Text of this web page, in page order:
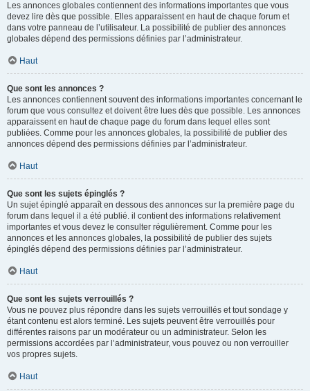
Les annonces globales contiennent des informations importantes que vous
devez lire dès que possible. Elles apparaissent en haut de chaque forum et
dans votre panneau de l’utilisateur. La possibilité de publier des annonces
globales dépend des permissions définies par l’administrateur.
Haut
Que sont les annonces ?
Les annonces contiennent souvent des informations importantes concernant le
forum que vous consultez et doivent être lues dès que possible. Les annonces
apparaissent en haut de chaque page du forum dans lequel elles sont
publiées. Comme pour les annonces globales, la possibilité de publier des
annonces dépend des permissions définies par l’administrateur.
Haut
Que sont les sujets épinglés ?
Un sujet épinglé apparaît en dessous des annonces sur la première page du
forum dans lequel il a été publié. il contient des informations relativement
importantes et vous devez le consulter régulièrement. Comme pour les
annonces et les annonces globales, la possibilité de publier des sujets
épinglés dépend des permissions définies par l’administrateur.
Haut
Que sont les sujets verrouillés ?
Vous ne pouvez plus répondre dans les sujets verrouillés et tout sondage y
étant contenu est alors terminé. Les sujets peuvent être verrouillés pour
différentes raisons par un modérateur ou un administrateur. Selon les
permissions accordées par l’administrateur, vous pouvez ou non verrouiller
vos propres sujets.
Haut